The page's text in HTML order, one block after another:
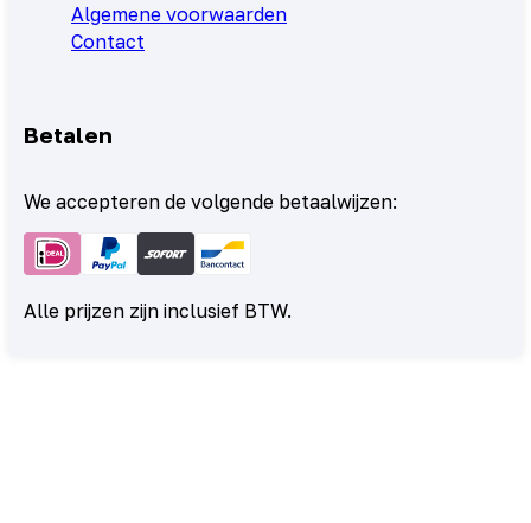
Algemene voorwaarden
Contact
Betalen
We accepteren de volgende betaalwijzen:
Alle prijzen zijn inclusief BTW.